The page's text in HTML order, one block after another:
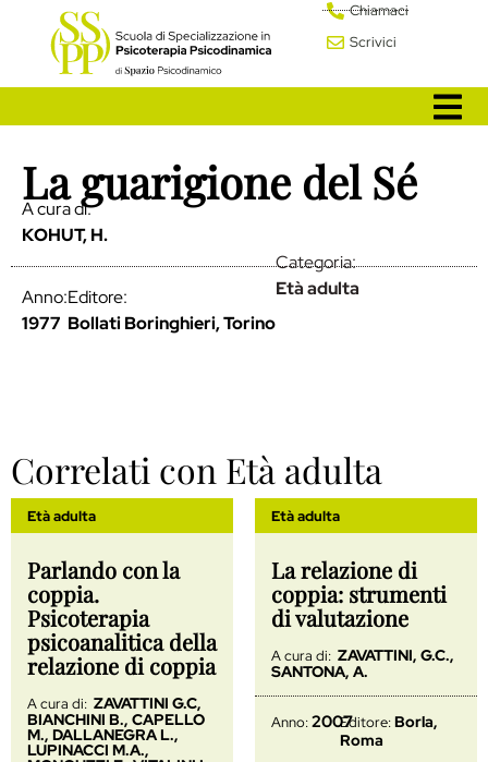
Chiamaci
Scrivici
La guarigione del Sé
A cura di:
KOHUT, H.
Anno:
1977
Editore:
Bollati Boringhieri, Torino
Categoria:
Età adulta
Correlati con Età adulta
Età adulta
Parlando con la
coppia.
Psicoterapia
psicoanalitica della
relazione di coppia
A cura di: ZAVATTINI G.C,
BIANCHINI B., CAPELLO
M., DALLANEGRA L.,
LUPINACCI M.A.,
Età adulta
La relazione di
coppia: strumenti
di valutazione
A cura di: ZAVATTINI, G.C.,
SANTONA, A.
Anno:2007Editore:Borla,
Roma